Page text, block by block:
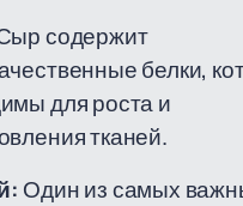
содержит
белки,
для роста и
тканей.
Один из самых